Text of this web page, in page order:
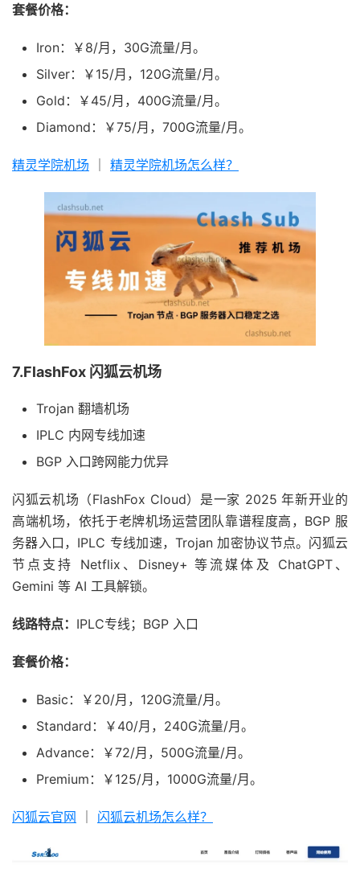
套餐价格：
Iron：￥8/月，30G流量/月。
Silver：￥15/月，120G流量/月。
Gold：￥45/月，400G流量/月。
Diamond：￥75/月，700G流量/月。
精灵学院机场 精灵学院机场怎么样？
7.FlashFox 闪狐云机场
Trojan 翻墙机场
IPLC 内网专线加速
BGP 入口跨网能力优异
闪狐云机场（FlashFox Cloud）是一家 2025 年新开业的
高端机场，依托于老牌机场运营团队靠谱程度高，BGP 服
务器入口，IPLC 专线加速，Trojan 加密协议节点。闪狐云
节点支持 Netflix、Disney+ 等流媒体及 ChatGPT、
Gemini 等 AI 工具解锁。
线路特点： IPLC专线；BGP 入口
套餐价格：
Basic：￥20/月，120G流量/月。
Standard：￥40/月，240G流量/月。
Advance：￥72/月，500G流量/月。
Premium：￥125/月，1000G流量/月。
闪狐云官网 闪狐云机场怎么样？